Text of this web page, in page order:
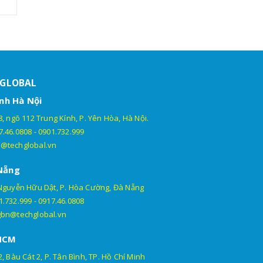
Hà Nội
ngõ 112 Trung Kính, P. Yên Hòa, Hà Nội.
-0901.732.999
Hữu Dật, P. Hòa Cường, Đà Nẵng
-0917.46.0808
Bàu Cát 2, P. Tân Bình, TP. Hồ Chí Minh